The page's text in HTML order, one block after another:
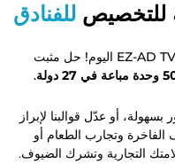
للتخصيص للفنادق
ابدأ مجاناً مع مشغّل اللافتات الرقمية EZ-AD TV اليوم! حل مثبت
دولة .
أو عدّل قوالبنا لإبراز
وتجارب الطعام أو
التجارية وتشرك الضيوف.